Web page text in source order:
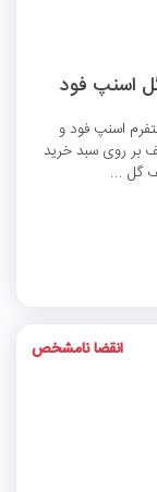
از پلتفرم اسنپ فود و
هزار تومان تخفیف بر روی سبد خرید
گل ...
انقضا نامشخص